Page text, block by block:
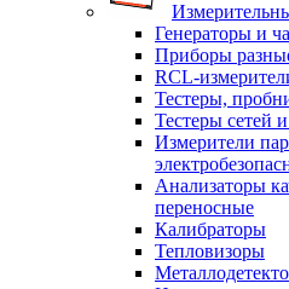
Генераторы и
Приборы
RCL-
Тестеры,
Тестеры сетей
Измерители
Анализаторы
переносные
Калибраторы
Тепловизоры